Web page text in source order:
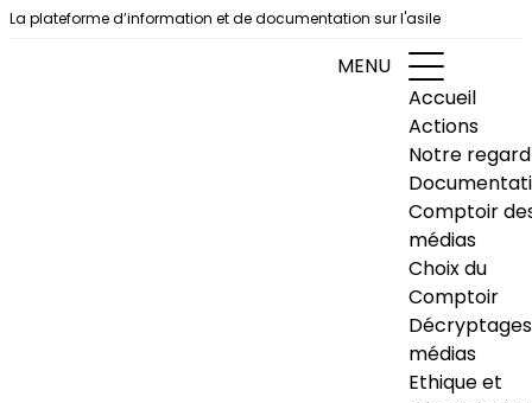
Aller au contenu
La plateforme d’information et de documentation sur l'asile
MENU
Accueil
Actions
Notre regard
Comptoir
médias
Choix du
Comptoir
Décryptages
médias
Ethique et